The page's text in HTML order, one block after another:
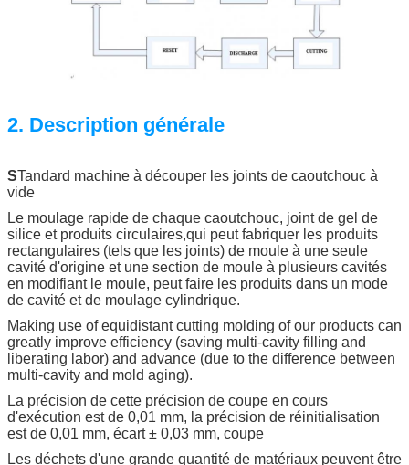
2. Description générale
STandard machine à découper les joints de caoutchouc à
vide
Le moulage rapide de chaque caoutchouc, joint de gel de
silice et produits circulaires,qui peut fabriquer les produits
rectangulaires (tels que les joints) de moule à une seule
cavité d'origine et une section de moule à plusieurs cavités
en modifiant le moule, peut faire les produits dans un mode
de cavité et de moulage cylindrique.
Making use of equidistant cutting molding of our products can
greatly improve efficiency (saving multi-cavity filling and
liberating labor) and advance (due to the difference between
multi-cavity and mold aging).
La précision de cette précision de coupe en cours
d'exécution est de 0,01 mm, la précision de réinitialisation
est de 0,01 mm, écart ± 0,03 mm, coupe
Les déchets d'une grande quantité de matériaux peuvent être